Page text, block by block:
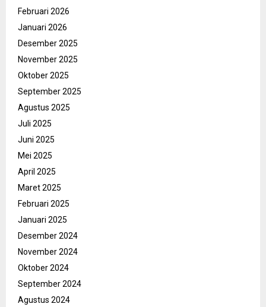
Februari 2026
Januari 2026
Desember 2025
November 2025
Oktober 2025
September 2025
Agustus 2025
Juli 2025
Juni 2025
Mei 2025
April 2025
Maret 2025
Februari 2025
Januari 2025
Desember 2024
November 2024
Oktober 2024
September 2024
Agustus 2024